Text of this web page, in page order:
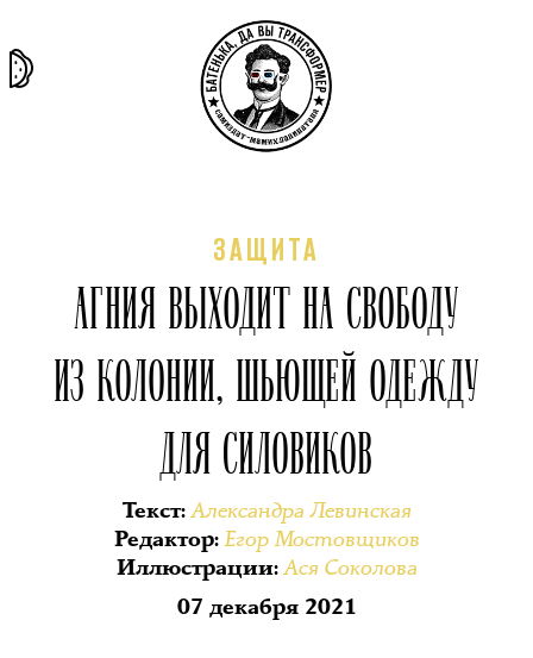
ЗАЩИТА
АГНИЯ ВЫХОДИТ НА СВОБОДУ
ИЗ КОЛОНИИ, ШЬЮЩЕЙ ОДЕЖДУ
ДЛЯ СИЛОВИКОВ
Текст:Александра Левинская
Редактор:Егор Мостовщиков
Иллюстрации:Ася Соколова
07 декабря 2021